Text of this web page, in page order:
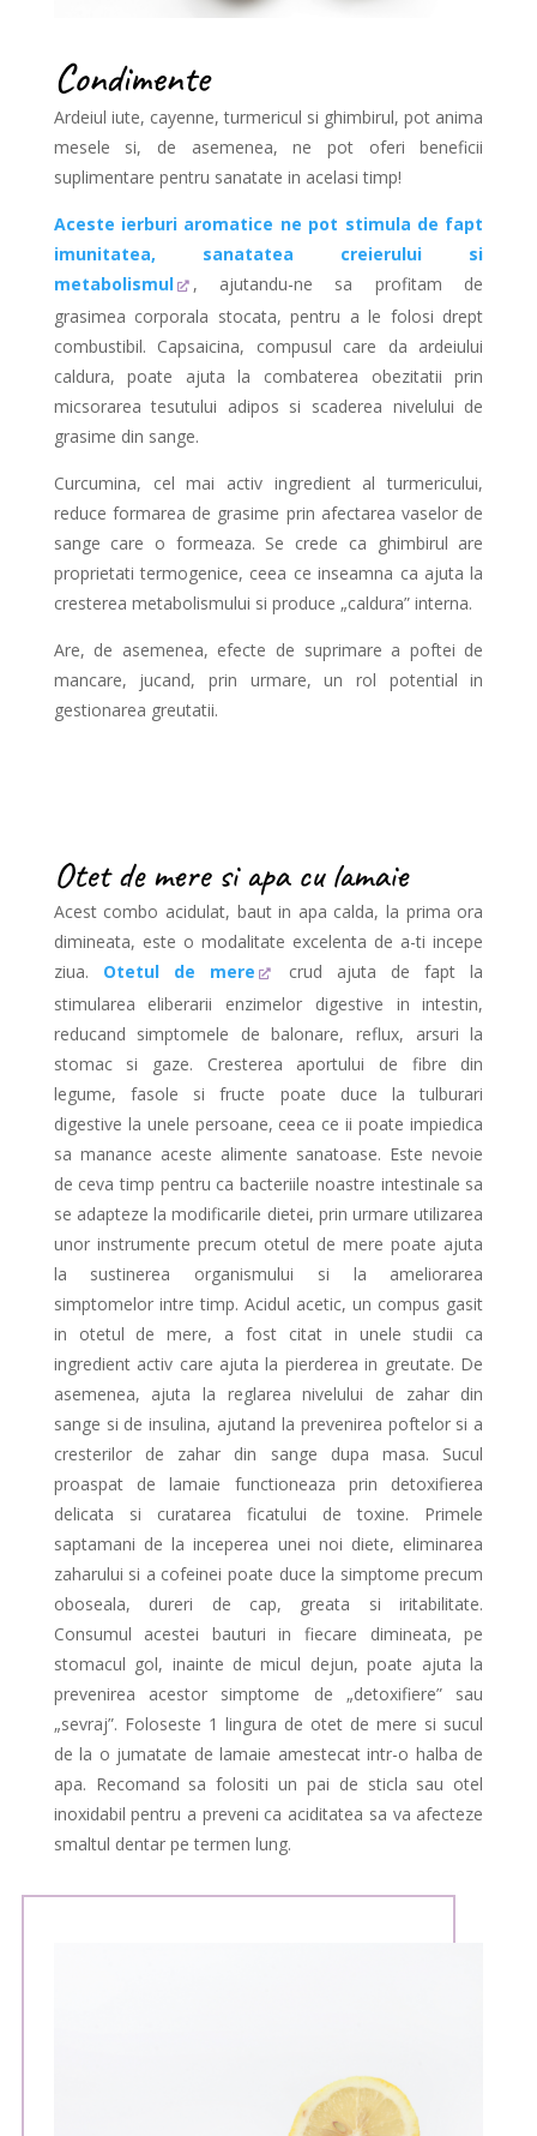
Condimente
Ardeiul iute, cayenne, turmericul si ghimbirul, pot anima
mesele si, de asemenea, ne pot oferi beneficii
suplimentare pentru sanatate in acelasi timp!
Aceste ierburi aromatice ne pot stimula de fapt
imunitatea, sanatatea creierului si
metabolismul
, ajutandu-ne sa profitam de
grasimea corporala stocata, pentru a le folosi drept
combustibil. Capsaicina, compusul care da ardeiului
caldura, poate ajuta la combaterea obezitatii prin
micsorarea tesutului adipos si scaderea nivelului de
grasime din sange.
Curcumina, cel mai activ ingredient al turmericului,
reduce formarea de grasime prin afectarea vaselor de
sange care o formeaza. Se crede ca ghimbirul are
proprietati termogenice, ceea ce inseamna ca ajuta la
cresterea metabolismului si produce „caldura” interna.
Are, de asemenea, efecte de suprimare a poftei de
mancare, jucand, prin urmare, un rol potential in
gestionarea greutatii.
Otet de mere si apa cu lamaie
Acest combo acidulat, baut in apa calda, la prima ora
dimineata, este o modalitate excelenta de a-ti incepe
ziua. Otetul de mere
crud ajuta de fapt la
stimularea eliberarii enzimelor digestive in intestin,
reducand simptomele de balonare, reflux, arsuri la
stomac si gaze. Cresterea aportului de fibre din
legume, fasole si fructe poate duce la tulburari
digestive la unele persoane, ceea ce ii poate impiedica
sa manance aceste alimente sanatoase. Este nevoie
de ceva timp pentru ca bacteriile noastre intestinale sa
se adapteze la modificarile dietei, prin urmare utilizarea
unor instrumente precum otetul de mere poate ajuta
la sustinerea organismului si la ameliorarea
simptomelor intre timp. Acidul acetic, un compus gasit
in otetul de mere, a fost citat in unele studii ca
ingredient activ care ajuta la pierderea in greutate. De
asemenea, ajuta la reglarea nivelului de zahar din
sange si de insulina, ajutand la prevenirea poftelor si a
cresterilor de zahar din sange dupa masa. Sucul
proaspat de lamaie functioneaza prin detoxifierea
delicata si curatarea ficatului de toxine. Primele
saptamani de la inceperea unei noi diete, eliminarea
zaharului si a cofeinei poate duce la simptome precum
oboseala, dureri de cap, greata si iritabilitate.
Consumul acestei bauturi in fiecare dimineata, pe
stomacul gol, inainte de micul dejun, poate ajuta la
prevenirea acestor simptome de „detoxifiere” sau
„sevraj”. Foloseste 1 lingura de otet de mere si sucul
de la o jumatate de lamaie amestecat intr-o halba de
apa. Recomand sa folositi un pai de sticla sau otel
inoxidabil pentru a preveni ca aciditatea sa va afecteze
smaltul dentar pe termen lung.